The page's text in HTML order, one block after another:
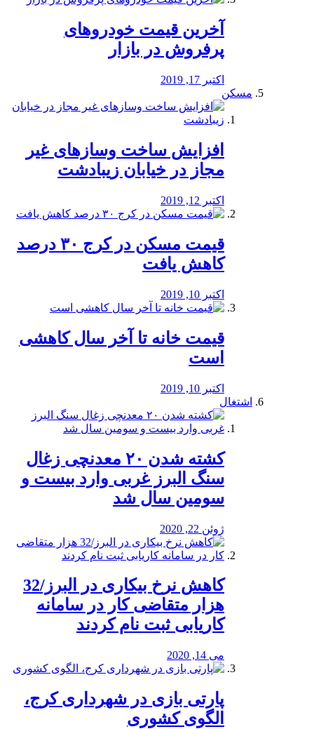
آخرین قیمت خودرو‌های
پرفروش در بازار
اکتبر 17, 2019
مسکن
افزایش ساخت وسازهای غیر
مجاز در خیابان زیبادشت
اکتبر 12, 2019
️قیمت مسکن در کرج ۳۰ درصد
کاهش یافت
اکتبر 10, 2019
قیمت خانه تا آخر سال کاهشی
است
اکتبر 10, 2019
اشتغال
کشته شدن ۲۰ معدنچی زغال
سنگ البرز غربی وارد بیست و
سومین سال شد
ژوئن 22, 2020
کاهش نرخ بیکاری در البرز/32
هزار متقاضی کار در سامانه
کاریابی ثبت نام کردند
می 14, 2020
پارتی بازی در شهرداری کرج،
الگوی کشوری